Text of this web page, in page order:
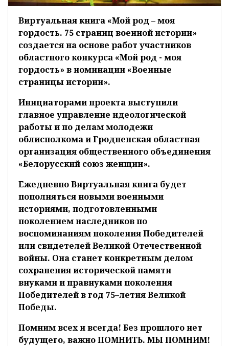
Виртуальная книга «Мой род – моя
гордость. 75 страниц военной истории»
создается на основе работ участников
областного конкурса «Мой род - моя
гордость» в номинации «Военные
страницы истории».
Инициаторами проекта выступили
главное управление идеологической
работы и по делам молодежи
облисполкома и Гродненская областная
организация общественного объединения
«Белорусский союз женщин».
Ежедневно Виртуальная книга будет
пополняться новыми военными
историями, подготовленными
поколением наследников по
воспоминаниям поколения Победителей
или свидетелей Великой Отечественной
войны. Она станет конкретным делом
сохранения исторической памяти
внуками и правнуками поколения
Победителей в год 75–летия Великой
Победы.
Помним всех и всегда! Без прошлого нет
будущего, важно ПОМНИТЬ. МЫ ПОМНИМ!